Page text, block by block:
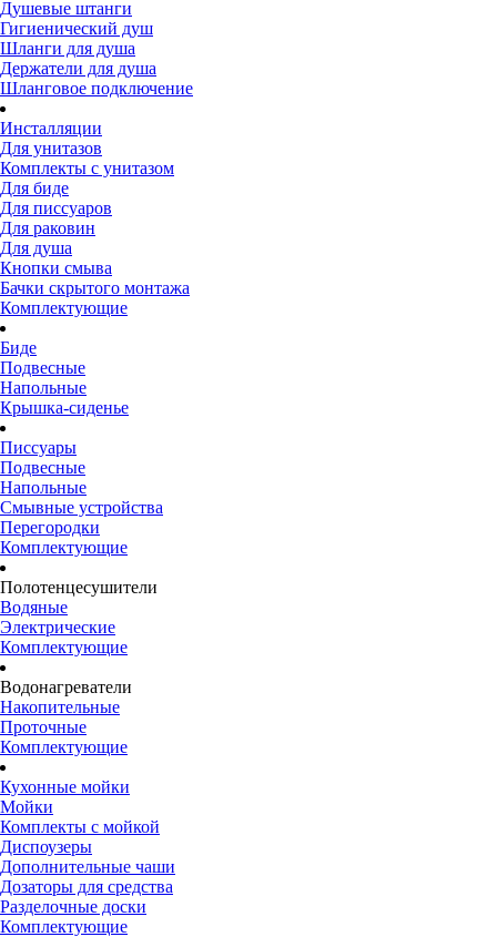
Душевые штанги
Гигиенический душ
Шланги для душа
Держатели для душа
Шланговое подключение
Инсталляции
Для унитазов
Комплекты с унитазом
Для биде
Для писсуаров
Для раковин
Для душа
Кнопки смыва
Бачки скрытого монтажа
Комплектующие
Биде
Подвесные
Напольные
Крышка-сиденье
Писсуары
Подвесные
Напольные
Смывные устройства
Перегородки
Комплектующие
Полотенцесушители
Водяные
Электрические
Комплектующие
Водонагреватели
Накопительные
Проточные
Комплектующие
Кухонные мойки
Мойки
Комплекты с мойкой
Диспоузеры
Дополнительные чаши
Дозаторы для средства
Разделочные доски
Комплектующие